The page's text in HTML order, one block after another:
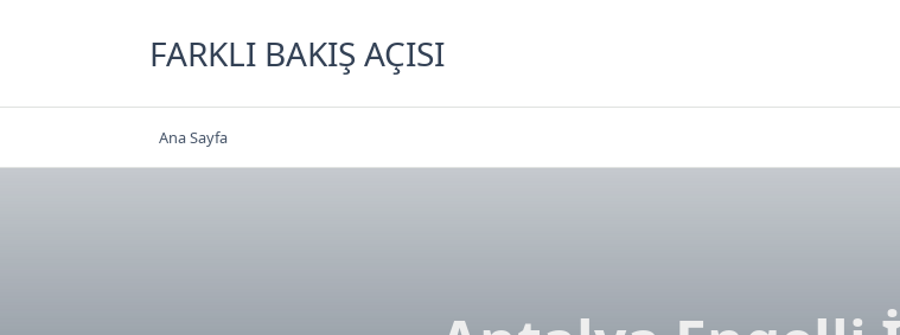
FARKLI BAKIŞ AÇISI
Ana Sayfa